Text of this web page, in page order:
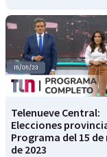
Telenueve Central:
Elecciones
Programa del 15
de 2023